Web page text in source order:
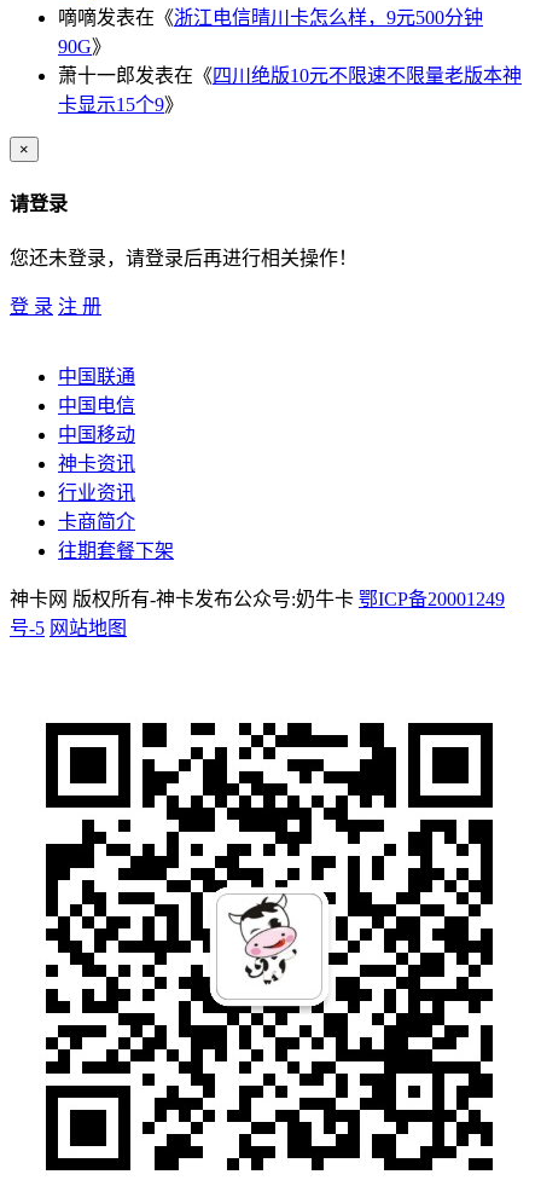
嘀嘀发表在《浙江电信晴川卡怎么样，9元500分钟
90G》
萧十一郎发表在《四川绝版10元不限速不限量老版本神
卡显示15个9》
×
请登录
您还未登录，请登录后再进行相关操作！
登 录 注 册
中国联通
中国电信
中国移动
神卡资讯
行业资讯
卡商简介
往期套餐下架
神卡网 版权所有-神卡发布公众号:奶牛卡 鄂ICP备20001249
号-5 网站地图